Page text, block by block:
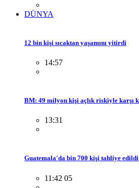
DÜNYA
12 bin kişi sıcaktan yaşamını yitirdi
14:57
BM: 49 milyon kişi açlık riskiyle karşı
13:31
Guatemala'da bin 700 kişi tahliye edildi
11:42 05